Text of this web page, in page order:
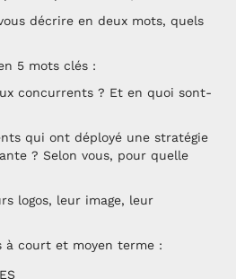
décrire en deux mots, quels
5 mots clés :
concurrents ? Et en quoi sont-
qui ont déployé une stratégie
? Selon vous, pour quelle
logos, leur image, leur
à court et moyen terme :